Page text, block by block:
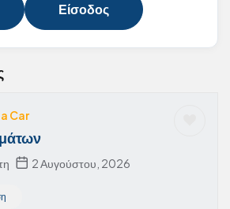
Είσοδος
Car
2 Αυγούστου, 2026